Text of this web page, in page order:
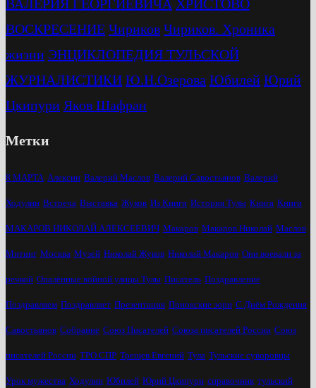
ВАЛЕРИЯ ГЕОРГИЕВИЧА ХРИСТОВО
ВОСКРЕСЕНИЕ Чириков Чириков. Хроника
жизни ЭНЦИКЛОПЕДИЯ ТУЛЬСКОЙ
ЖУРНАЛИСТИКИ Ю.Н.Озерова Юбилей Юрий
Цкипури Яков Шафран
Метки
8 МАРТА Алексин Валерий Маслов Валерий Савостьянов Валерий
Ходулин Встреча Выставка Жуков Из Книги История Тулы Книга Книги
МАКАРОВ НИКОЛАЙ АЛЕКСЕЕВИЧ Макаров Макаров Николай Маслов
Митинг Москва Музей Николай Жуков Николай Макаров Они воевали за
речкой Опалённые войной улицы Тулы Писатель Поздравление
Поздравляем Поздравляет Презентация Приокские зори С Днём Рождения
Савостьянов Собрание Союз Писателей Союза писателей России Союз
писателей России ТРО СПР Трещев Евгений Тула Тульские суворовцы
Урок мужества Ходулин Юбилей Юрий Цкипури справочник тульский